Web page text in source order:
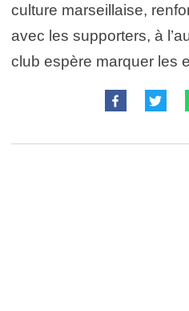
culture marseillaise,
avec les supporters, à
club espère marquer les